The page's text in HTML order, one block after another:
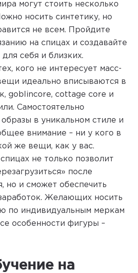
могут стоить несколько
носить синтетику, но
не всем. Пройдите
на спицах и создавайте
себя и близких.
кого не интересует масс-
идеально вписываются в
goblincore, cottage core и
Самостоятельно
в уникальном стиле и
внимание – ни у кого в
же вещи, как у вас.
не только позволит
после
но и сможет обеспечить
Желающих носить
по индивидуальным меркам
особенности фигуры –
на